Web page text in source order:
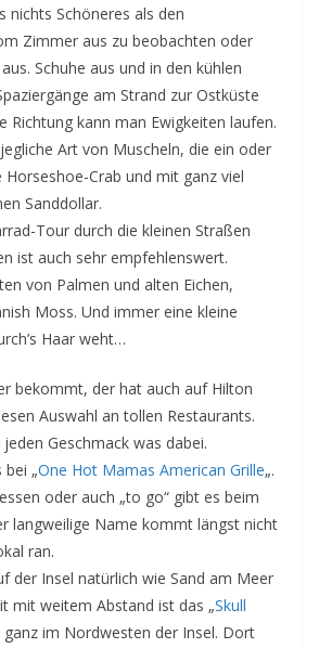
nichts Schöneres als den
Zimmer aus zu beobachten oder
Schuhe aus und in den kühlen
am Strand zur Ostküste
Richtung kann man Ewigkeiten laufen.
Art von Muscheln, die ein oder
Crab und mit ganz viel
Sanddollar.
Tour durch die kleinen Straßen
ist auch sehr empfehlenswert.
von Palmen und alten Eichen,
Moss. Und immer eine kleine
Haar weht…
bekommt, der hat auch auf Hilton
Auswahl an tollen Restaurants.
Geschmack was dabei.
„One Hot Mamas American Grille„.
oder auch „to go“ gibt es beim
langweilige Name kommt längst nicht
ran.
der Insel natürlich wie Sand am Meer
mit weitem Abstand ist das „Skull
ganz im Nordwesten der Insel. Dort